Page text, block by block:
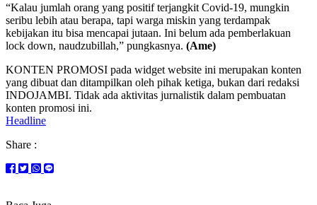
“Kalau jumlah orang yang positif terjangkit Covid-19, mungkin
seribu lebih atau berapa, tapi warga miskin yang terdampak
kebijakan itu bisa mencapai jutaan. Ini belum ada pemberlakuan
lock down, naudzubillah,” pungkasnya. (Ame)
KONTEN PROMOSI pada widget website ini merupakan konten
yang dibuat dan ditampilkan oleh pihak ketiga, bukan dari redaksi
INDOJAMBI. Tidak ada aktivitas jurnalistik dalam pembuatan
konten promosi ini.
Headline
Share :